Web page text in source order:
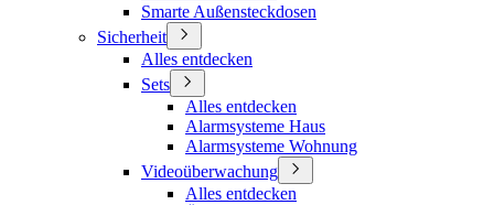
Smarte Außensteckdosen
Sicherheit
Alles entdecken
Sets
Alles entdecken
Alarmsysteme Haus
Alarmsysteme Wohnung
Videoüberwachung
Alles entdecken